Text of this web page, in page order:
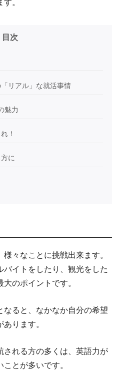
目次
リアル」な就活事情
魅力
！
に
々なことに挑戦出来ます。
イトをしたり、観光をした
のポイントです。
なると、なかなか自分の希望
ります。
される方の多くは、英語力が
とが多いです。